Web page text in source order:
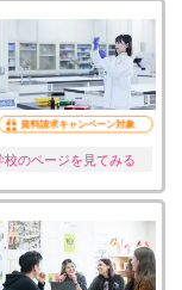
資料請求キャンペーン対象
校のページを見てみる